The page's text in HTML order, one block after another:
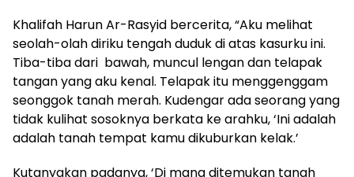
Khalifah Harun Ar-Rasyid bercerita, “Aku melihat
seolah-olah diriku tengah duduk di atas kasurku ini.
Tiba-tiba dari bawah, muncul lengan dan telapak
tangan yang aku kenal. Telapak itu menggenggam
seonggok tanah merah. Kudengar ada seorang yang
tidak kulihat sosoknya berkata ke arahku, ‘Ini adalah
adalah tanah tempat kamu dikuburkan kelak.’
Kutanyakan padanya, ‘Di mana ditemukan tanah